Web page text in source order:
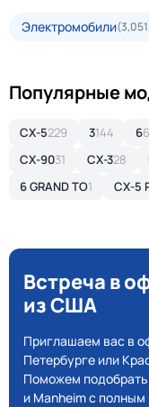
Электромобили
Популярные
CX-5229 3144 6
CX-9031 CX-328
6 GRAND TO1 CX-5
Встреча в
из США
Приглашаем вас в
Петербурге или
Поможем подобрать
и Manheim с